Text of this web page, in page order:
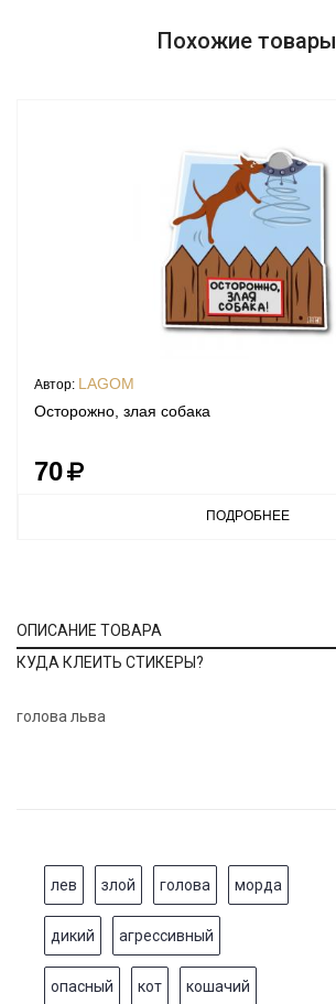
Похожие товары
Автор: LAGOM
Осторожно, злая собака
70
ПОДРОБНЕЕ
ОПИСАНИЕ ТОВАРА
КУДА КЛЕИТЬ СТИКЕРЫ?
голова льва
лев злой голова морда
дикий агрессивный
опасный кот кошачий